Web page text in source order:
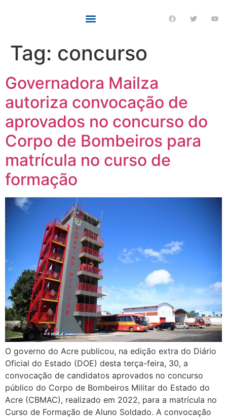
Tag: concurso
Governadora Mailza
autoriza convocação de
aprovados no concurso do
Corpo de Bombeiros para
matrícula no curso de
formação
O governo do Acre publicou, na edição extra do Diário
Oficial do Estado (DOE) desta terça-feira, 30, a
convocação de candidatos aprovados no concurso
público do Corpo de Bombeiros Militar do Estado do
Acre (CBMAC), realizado em 2022, para a matrícula no
Curso de Formação de Aluno Soldado. A convocação